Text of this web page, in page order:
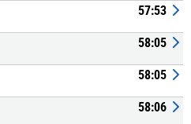
57:53
58:05
58:05
58:06